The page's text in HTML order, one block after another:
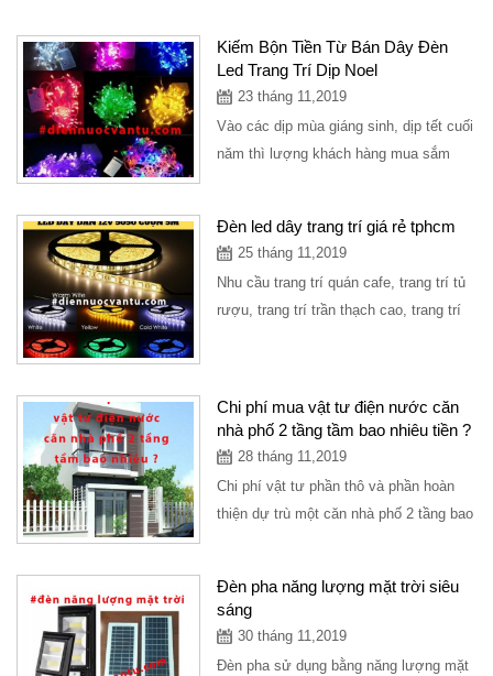
Kiếm Bộn Tiền Từ Bán Dây Đèn
Led Trang Trí Dịp Noel
23 tháng 11,2019
Vào các dịp mùa giáng sinh, dịp tết cuối
năm thì lượng khách hàng mua sắm
Đèn led dây trang trí giá rẻ tphcm
25 tháng 11,2019
Nhu cầu trang trí quán cafe, trang trí tủ
rượu, trang trí trần thạch cao, trang trí
Chi phí mua vật tư điện nước căn
nhà phố 2 tầng tầm bao nhiêu tiền ?
28 tháng 11,2019
Chi phí vật tư phần thô và phần hoàn
thiện dự trù một căn nhà phố 2 tầng bao
Đèn pha năng lượng mặt trời siêu
sáng
30 tháng 11,2019
Đèn pha sử dụng bằng năng lượng mặt